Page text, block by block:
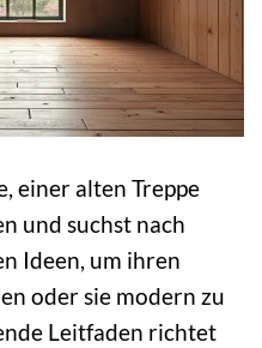
einer alten Treppe
und suchst nach
Ideen, um ihren
oder sie modern zu
Leitfaden richtet